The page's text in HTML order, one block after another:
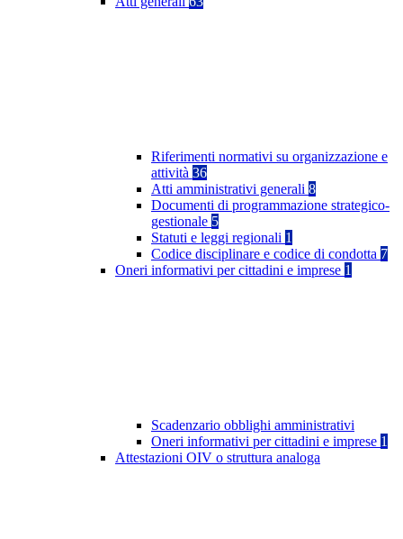
Riferimenti normativi su organizzazione e
attività 36
Atti amministrativi generali 8
Documenti di programmazione strategico-
gestionale 5
Statuti e leggi regionali 1
Codice disciplinare e codice di condotta 7
Oneri informativi per cittadini e imprese 1
Scadenzario obblighi amministrativi
Oneri informativi per cittadini e imprese 1
Attestazioni OIV o struttura analoga